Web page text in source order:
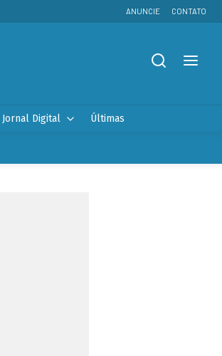
ANUNCIE CONTATO
Jornal Digital Últimas